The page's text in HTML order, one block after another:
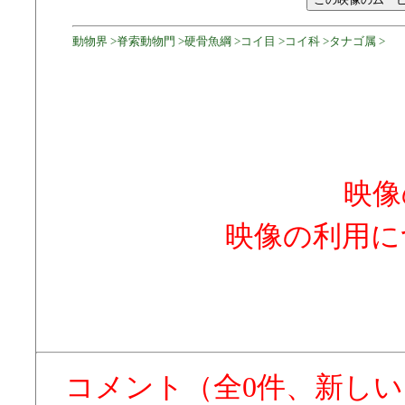
動物界 >脊索動物門 >硬骨魚綱 >コイ目 >コイ科 >タナゴ属 >
映
映像の利用
コメント（全0件、新し